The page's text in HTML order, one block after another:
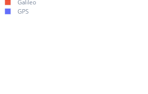
Galileo
GPS